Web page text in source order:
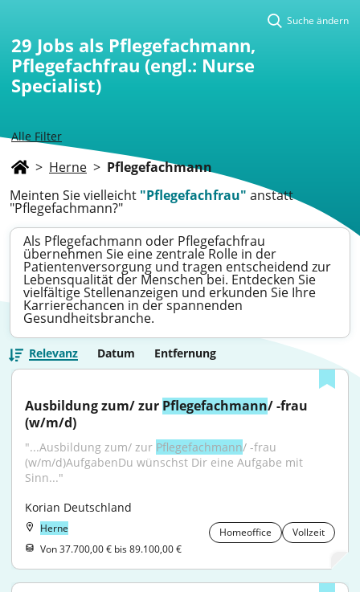
Alle Filter
Suche ändern
29 Jobs als Pflegefachmann,
Pflegefachfrau (engl.: Nurse
Specialist)
> Herne > Pflegefachmann
Meinten Sie vielleicht "Pflegefachfrau" anstatt
"Pflegefachmann?"
Als Pflegefachmann oder Pflegefachfrau
übernehmen Sie eine zentrale Rolle in der
Patientenversorgung und tragen entscheidend zur
Lebensqualität der Menschen bei. Entdecken Sie
vielfältige Stellenanzeigen und erkunden Sie Ihre
Karrierechancen in der spannenden
Gesundheitsbranche.
Relevanz Datum Entfernung
Ausbildung zum/ zur Pflegefachmann/ -frau
(w/m/d)
"...Ausbildung zum/ zur Pflegefachmann/ -frau
(w/m/d)AufgabenDu wünschst Dir eine Aufgabe mit
Sinn..."
Korian Deutschland
Herne Homeoffice
Vollzeit
Von 37.700,00 € bis 89.100,00 €